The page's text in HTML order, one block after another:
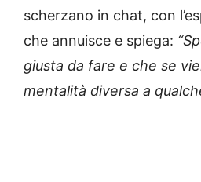
scherzano in chat, con
che annuisce e spiega:
giusta da fare e che se
mentalità diversa a